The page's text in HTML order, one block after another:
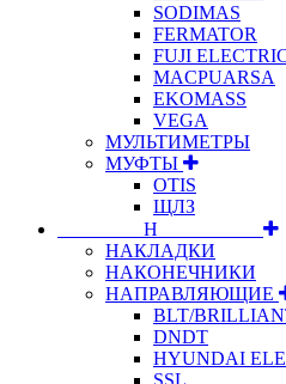
SODIMAS
FERMATOR
FUJI
MACPUARSA
EKOMASS
VEGA
МУЛЬТИМЕТРЫ
МУФТЫ
OTIS
ЩЛЗ
⠀⠀⠀⠀⠀⠀Н⠀⠀⠀⠀⠀⠀⠀
НАКЛАДКИ
НАКОНЕЧНИКИ
НАПРАВЛЯЮЩИЕ
BLT/
DNDT
HYUNDAI
SSL